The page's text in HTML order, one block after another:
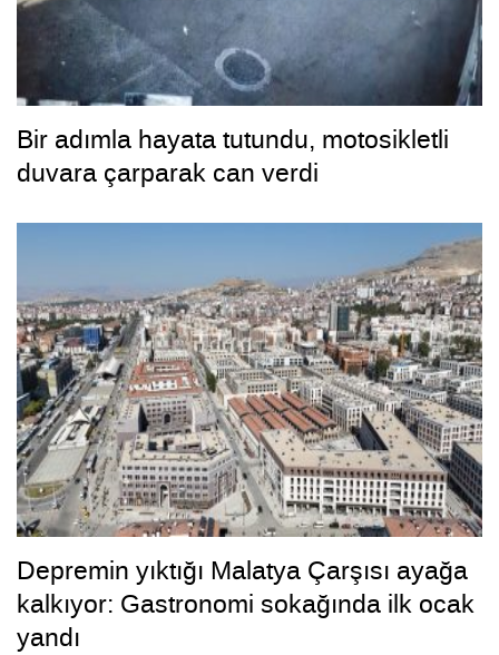
Bir adımla hayata tutundu, motosikletli
duvara çarparak can verdi
Depremin yıktığı Malatya Çarşısı ayağa
kalkıyor: Gastronomi sokağında ilk ocak
yandı